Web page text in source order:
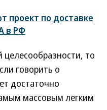
проект по доставке
в РФ
целесообразности, то
говорить о
достаточно
массовым легким